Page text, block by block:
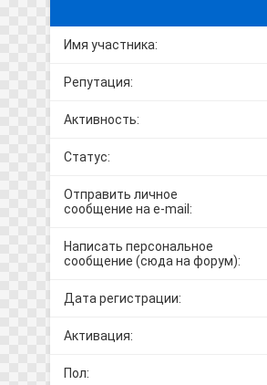
Имя участника:
Репутация:
Активность:
Статус:
Отправить личное
сообщение на e-mail:
Написать персональное
сообщение (сюда на форум):
Дата регистрации:
Активация:
Пол: